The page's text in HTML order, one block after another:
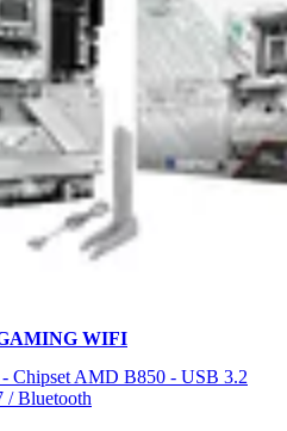
WIFI
Chipset AMD B850 - USB 3.2
/ Bluetooth